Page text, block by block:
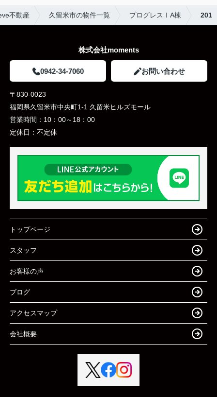
不動産 久留米市の物件一覧 プログレスⅠA棟 201
株式会社moments
0942-34-7060 お問い合わせ
〒830-0023
福岡県久留米市中央町1-1 久留米ヒルズモール
営業時間： 10：00～18：00
定休日： 不定休
トップページ
スタッフ
お客様の声
ブログ
アクセスマップ
会社概要